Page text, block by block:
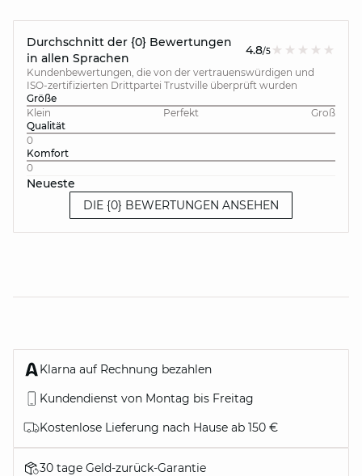
Durchschnitt der {0} Bewertungen
in allen Sprachen
4.8/5
Kundenbewertungen, die von der vertrauenswürdigen und
ISO-zertifizierten Drittpartei Trustville überprüft wurden
Größe
Klein
Perfekt
Groß
Qualität
0
Komfort
0
Neueste
DIE {0} BEWERTUNGEN ANSEHEN
Klarna auf Rechnung bezahlen
Kundendienst von Montag bis Freitag
Kostenlose Lieferung nach Hause ab 150 €
30 tage Geld-zurück-Garantie